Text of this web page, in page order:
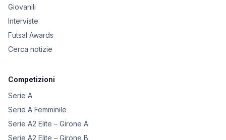
Giovanili
Interviste
Futsal Awards
Cerca notizie
Competizioni
Serie A
Serie A Femminile
Serie A2 Elite – Girone A
Serie A2 Elite – Girone B